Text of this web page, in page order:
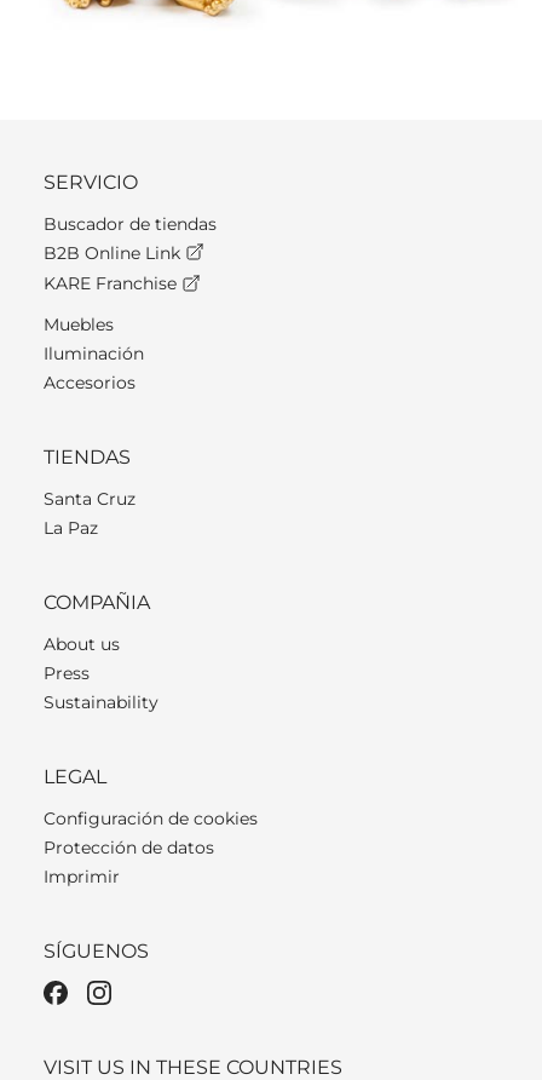
SERVICIO
Buscador de tiendas
B2B Online Link
KARE Franchise
Muebles
Iluminación
Accesorios
TIENDAS
Santa Cruz
La Paz
COMPAÑIA
About us
Press
Sustainability
LEGAL
Configuración de cookies
Protección de datos
Imprimir
SÍGUENOS
VISIT US IN THESE COUNTRIES